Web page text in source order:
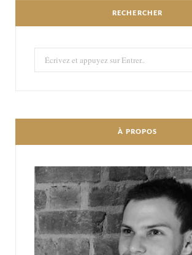
RECHERCHER
Recherché:
À PROPOS